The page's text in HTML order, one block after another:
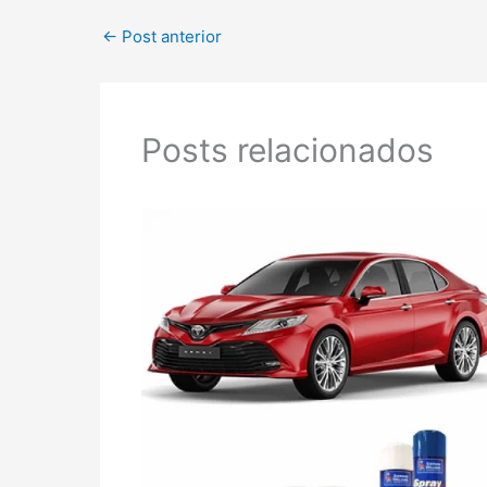
← Post anterior
Posts relacionados